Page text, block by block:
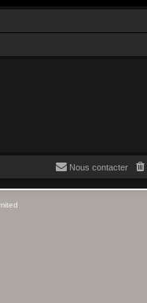
Nous contacter